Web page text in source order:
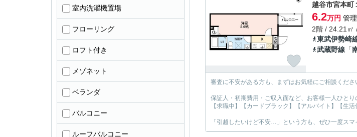
越谷市宮本町
6.2万円 管
2階 / 24.21㎡
東武伊勢崎
武蔵野線 「
審査に不安がある方も、まずはお気軽にご相談くださ
保証人・初期費用・ご収入面など、お客様一人ひとり
【求職中】【カードブラック】【アルバイト】【生
「引越したいけど不安…」という方も、ぜひ一度ス
室内洗濯機置場
フローリング
ロフト付き
メゾネット
ベランダ
バルコニー
ルーフバルコニー